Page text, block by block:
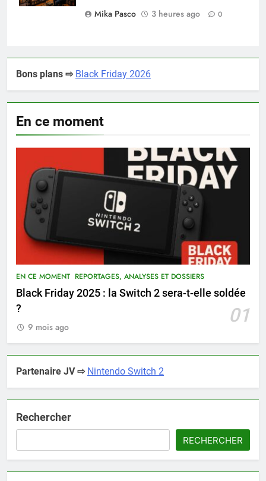
Mika Pasco
3 heures ago 0
Bons plans ⇨ Black Friday 2026
En ce moment
EN CE MOMENT REPORTAGES, ANALYSES ET DOSSIERS
Black Friday 2025 : la Switch 2 sera-t-elle soldée
?
01
9 mois ago
Partenaire JV ⇨ Nintendo Switch 2
Rechercher
RECHERCHER